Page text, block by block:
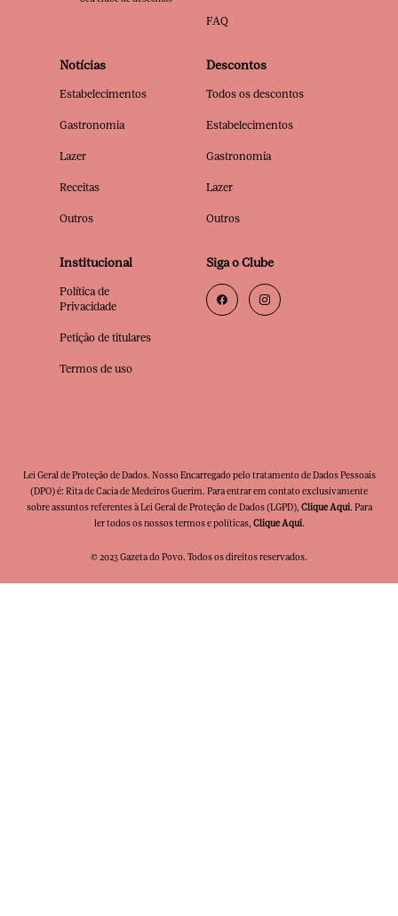
FAQ
Notícias
Estabelecimentos
Gastronomia
Lazer
Receitas
Outros
Descontos
Todos os descontos
Estabelecimentos
Gastronomia
Lazer
Outros
Institucional
Política de
Privacidade
Petição de titulares
Termos de uso
Siga o Clube
Lei Geral de Proteção de Dados. Nosso Encarregado pelo tratamento de Dados Pessoais
(DPO) é: Rita de Cacia de Medeiros Guerim. Para entrar em contato exclusivamente
sobre assuntos referentes à Lei Geral de Proteção de Dados (LGPD), Clique Aqui. Para
ler todos os nossos termos e políticas, Clique Aqui.
© 2023 Gazeta do Povo. Todos os direitos reservados.